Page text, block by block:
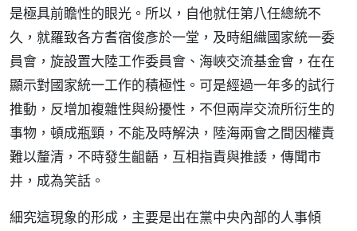
是極具前瞻性的眼光。所以，自他就任第八任總統不
久，就羅致各方耆宿俊彥於一堂，及時組織國家統一委
員會，旋設置大陸工作委員會、海峽交流基金會，在在
顯示對國家統一工作的積極性。可是經過一年多的試行
推動，反增加複雜性與紛擾性，不但兩岸交流所衍生的
事物，頓成瓶頸，不能及時解決，陸海兩會之間因權責
難以釐清，不時發生齟齬，互相指責與推諉，傳聞市
井，成為笑話。
細究這現象的形成，主要是出在黨中央內部的人事傾